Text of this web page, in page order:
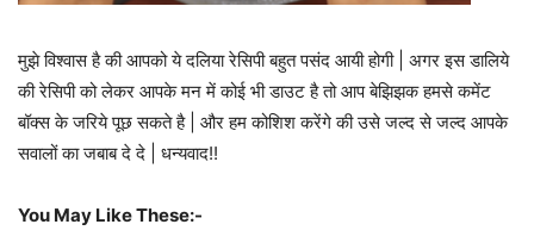
मुझे विश्वास है की आपको ये दलिया रेसिपी बहुत पसंद आयी होगी | अगर इस डालिये
की रेसिपी को लेकर आपके मन में कोई भी डाउट है तो आप बेझिझक हमसे कमेंट
बॉक्स के जरिये पूछ सकते है | और हम कोशिश करेंगे की उसे जल्द से जल्द आपके
सवालों का जबाब दे दे | धन्यवाद!!
You May Like These:-